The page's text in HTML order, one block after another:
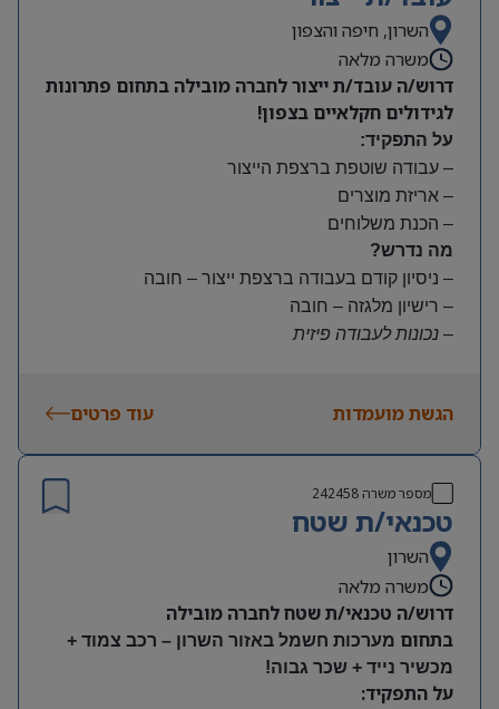
סיבוס
קרן השתלמות
השרון, חיפה והצפון
משרה מלאה
דרוש/ה עובד/ת ייצור לחברה מובילה בתחום פתרונות
לגידולים חקלאיים בצפון!
על התפקיד:
– עבודה שוטפת ברצפת הייצור
– אריזת מוצרים
– הכנת משלוחים
מה נדרש?
– ניסיון קודם בעבודה ברצפת ייצור – חובה
– רישיון מלגזה – חובה
– נכונות לעבודה פיזית
משרה מלאה | ימים א-ה | 6:30-15:30
קרן השתלמות ובונוסים
עובד חברה מהיום הראשון
מיקום: חדרה
הגשת מועמדות עוד פרטים
מספר משרה242458
טכנאי/ת שטח
השרון
משרה מלאה
דרוש/ה טכנאי/ת שטח לחברה מובילה
בתחום מערכות חשמל באזור השרון – רכב צמוד +
מכשיר נייד + שכר גבוה!
על התפקיד: